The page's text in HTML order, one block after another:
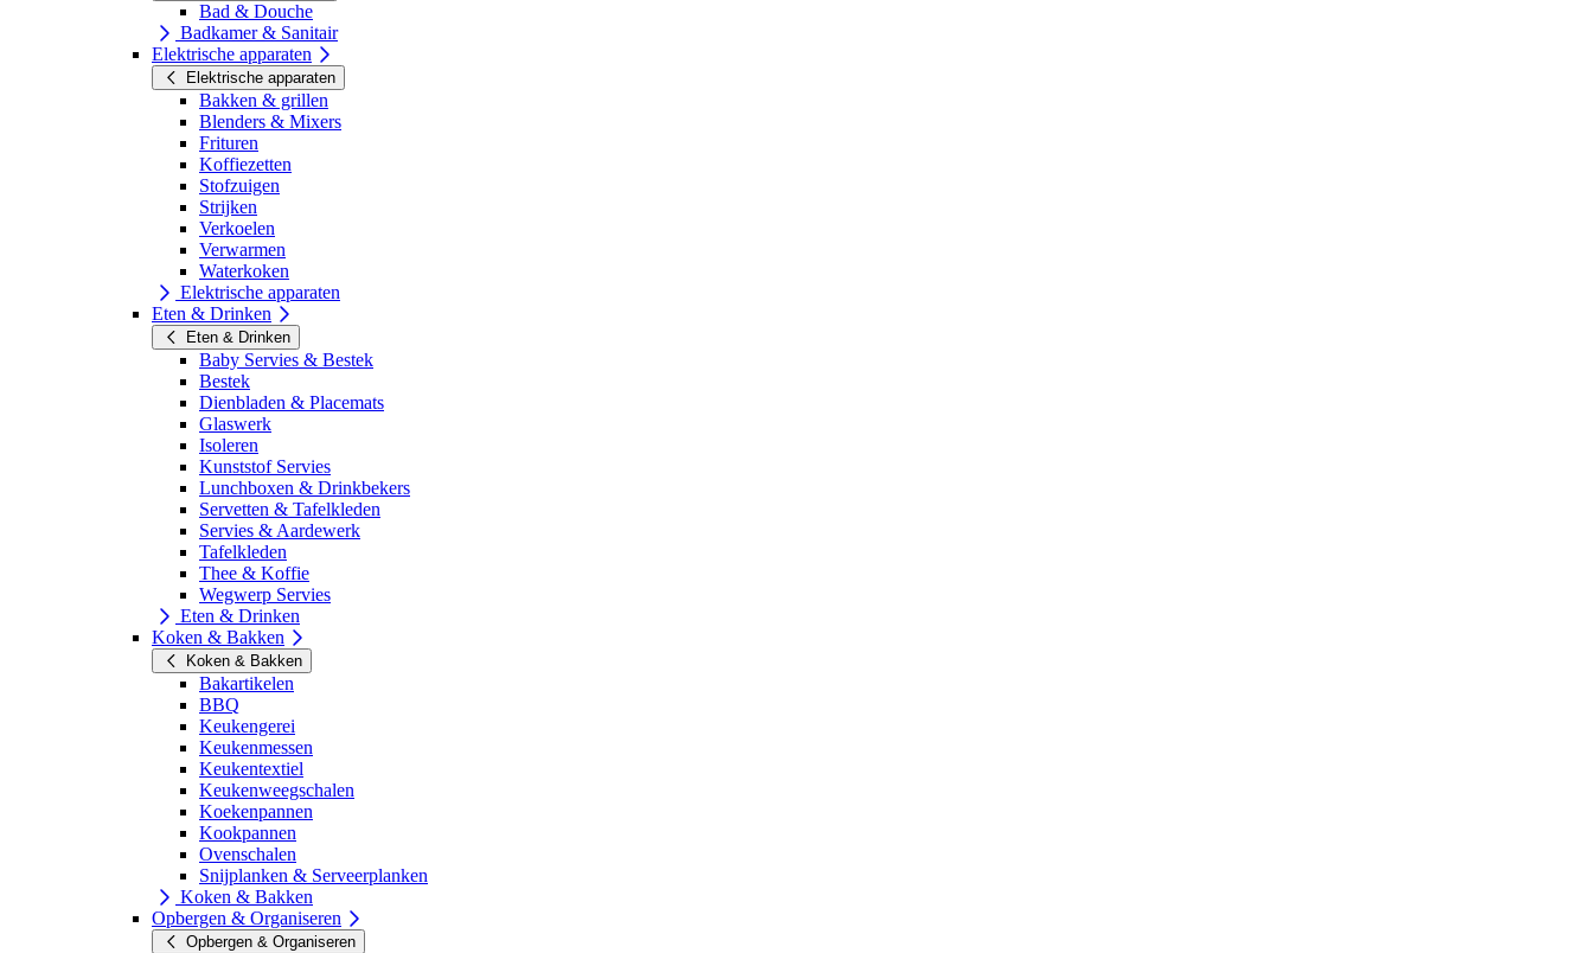
Bad & Douche
Badkamer & Sanitair
Elektrische apparaten
Elektrische apparaten
Bakken & grillen
Blenders & Mixers
Frituren
Koffiezetten
Stofzuigen
Strijken
Verkoelen
Verwarmen
Waterkoken
Elektrische apparaten
Eten & Drinken
Eten & Drinken
Baby Servies & Bestek
Bestek
Dienbladen & Placemats
Glaswerk
Isoleren
Kunststof Servies
Lunchboxen & Drinkbekers
Servetten & Tafelkleden
Servies & Aardewerk
Tafelkleden
Thee & Koffie
Wegwerp Servies
Eten & Drinken
Koken & Bakken
Koken & Bakken
Bakartikelen
BBQ
Keukengerei
Keukenmessen
Keukentextiel
Keukenweegschalen
Koekenpannen
Kookpannen
Ovenschalen
Snijplanken & Serveerplanken
Koken & Bakken
Opbergen & Organiseren
Opbergen & Organiseren